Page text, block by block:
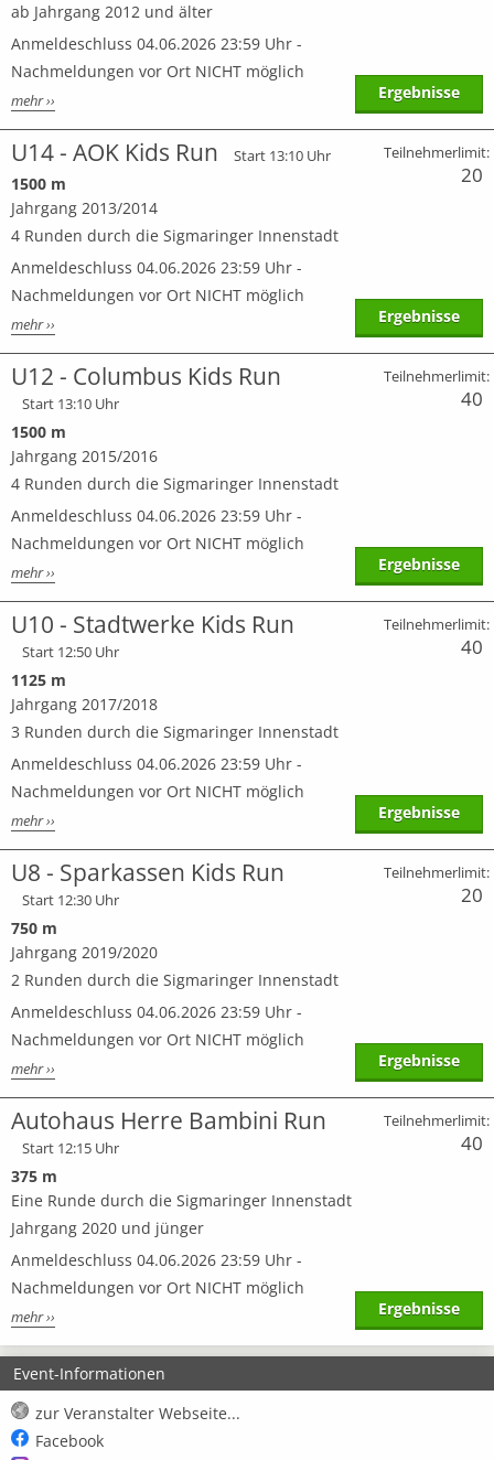
ab Jahrgang 2012 und älter
Anmeldeschluss 04.06.2026 23:59 Uhr -
Nachmeldungen vor Ort NICHT möglich
mehr ›› Ergebnisse
U14 - AOK Kids Run Start 13:10 Uhr
1500 m
Jahrgang 2013/2014
4 Runden durch die Sigmaringer Innenstadt
Anmeldeschluss 04.06.2026 23:59 Uhr -
Nachmeldungen vor Ort NICHT möglich
mehr ››
Teilnehmerlimit:
20
Ergebnisse
U12 - Columbus Kids Run
Start 13:10 Uhr
1500 m
Jahrgang 2015/2016
4 Runden durch die Sigmaringer Innenstadt
Anmeldeschluss 04.06.2026 23:59 Uhr -
Nachmeldungen vor Ort NICHT möglich
mehr ››
Teilnehmerlimit:
40
Ergebnisse
U10 - Stadtwerke Kids Run
Start 12:50 Uhr
1125 m
Jahrgang 2017/2018
3 Runden durch die Sigmaringer Innenstadt
Anmeldeschluss 04.06.2026 23:59 Uhr -
Nachmeldungen vor Ort NICHT möglich
mehr ››
Teilnehmerlimit:
40
Ergebnisse
U8 - Sparkassen Kids Run
Start 12:30 Uhr
750 m
Jahrgang 2019/2020
2 Runden durch die Sigmaringer Innenstadt
Anmeldeschluss 04.06.2026 23:59 Uhr -
Nachmeldungen vor Ort NICHT möglich
mehr ››
Teilnehmerlimit:
20
Ergebnisse
Autohaus Herre Bambini Run
Start 12:15 Uhr
375 m
Eine Runde durch die Sigmaringer Innenstadt
Jahrgang 2020 und jünger
Anmeldeschluss 04.06.2026 23:59 Uhr -
Nachmeldungen vor Ort NICHT möglich
mehr ››
Teilnehmerlimit:
40
Ergebnisse
Event-Informationen
zur Veranstalter Webseite...
Facebook